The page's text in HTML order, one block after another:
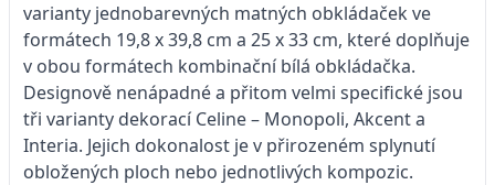
varianty jednobarevných matných obkládaček ve
formátech 19,8 x 39,8 cm a 25 x 33 cm, které doplňuje
v obou formátech kombinační bílá obkládačka.
Designově nenápadné a přitom velmi specifické jsou
tři varianty dekorací Celine – Monopoli, Akcent a
Interia. Jejich dokonalost je v přirozeném splynutí
obložených ploch nebo jednotlivých kompozic.